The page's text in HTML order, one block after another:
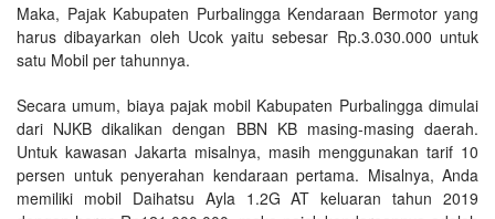
Maka, Pajak Kabupaten Purbalingga Kendaraan Bermotor yang
harus dibayarkan oleh Ucok yaitu sebesar Rp.3.030.000 untuk
satu Mobil per tahunnya.
Secara umum, biaya pajak mobil Kabupaten Purbalingga dimulai
dari NJKB dikalikan dengan BBN KB masing-masing daerah.
Untuk kawasan Jakarta misalnya, masih menggunakan tarif 10
persen untuk penyerahan kendaraan pertama. Misalnya, Anda
memiliki mobil Daihatsu Ayla 1.2G AT keluaran tahun 2019